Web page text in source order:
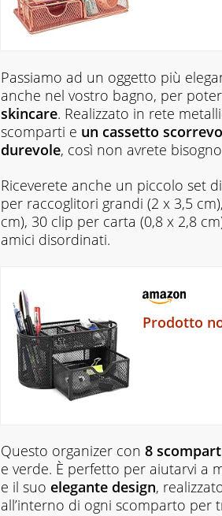
Passiamo ad un oggetto più
anche nel vostro bagno, per
skincare. Realizzato in rete
scomparti e un cassetto
durevole, così non avrete
Riceverete anche un piccolo set di
per raccoglitori grandi (2 x 3,5
cm), 30 clip per carta (0,8 x 2,8
amici disordinati.
Prodotto
Questo organizer con 8
e verde. È perfetto per aiutarvi a
e il suo elegante design,
all’interno di ogni scomparto per